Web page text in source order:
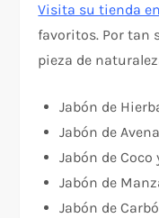
Visita su tienda
favoritos. Por tan
pieza de
Jabón de
Jabón de
Jabón de Coco
Jabón de
Jabón de